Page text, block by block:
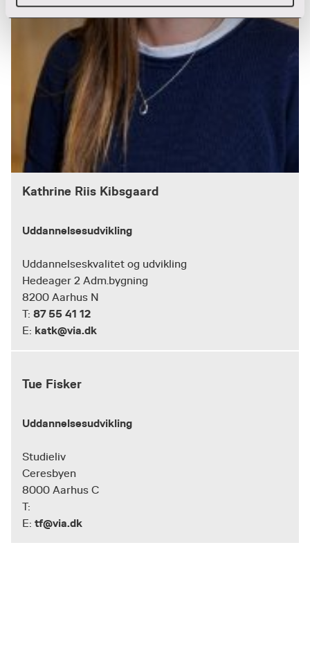
Kathrine Riis Kibsgaard
Uddannelsesudvikling
Uddannelseskvalitet og udvikling
Hedeager 2 Adm.bygning
8200 Aarhus N
T: 87 55 41 12
E: katk@via.dk
Tue Fisker
Uddannelsesudvikling
Studieliv
Ceresbyen
8000 Aarhus C
T:
E: tf@via.dk